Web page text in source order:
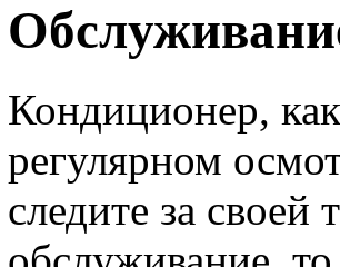
Кондиционер,
регулярном
следите за своей